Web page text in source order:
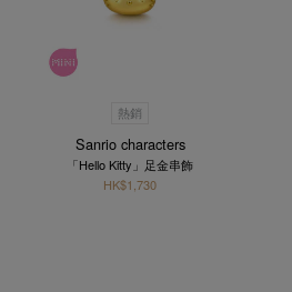
熱銷
Sanrio characters
「Hello Kitty」足金串飾
HK$1,730